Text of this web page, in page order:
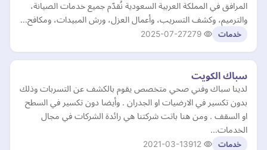
المرافق في المملكة العربية السعودية نُقدّم جميع خدمات الصيانة،
والترميم، وكشف التسريب، وأعمال العزل، ورش المبيدات، ومكافح…
خدمات 2025-07-27
سباك الكويت
لدينا سباك وفني صحي متخصص يقوم بالكشف عن التسربات وذلك
بدون تكسير في الارضيات او الجدران . وأيضا دون تكسير في السطح
او السقف . ومن هنا باتت شركتنا هي رائدة الشركات في مجال
الخدمات…
خدمات 2021-03-13